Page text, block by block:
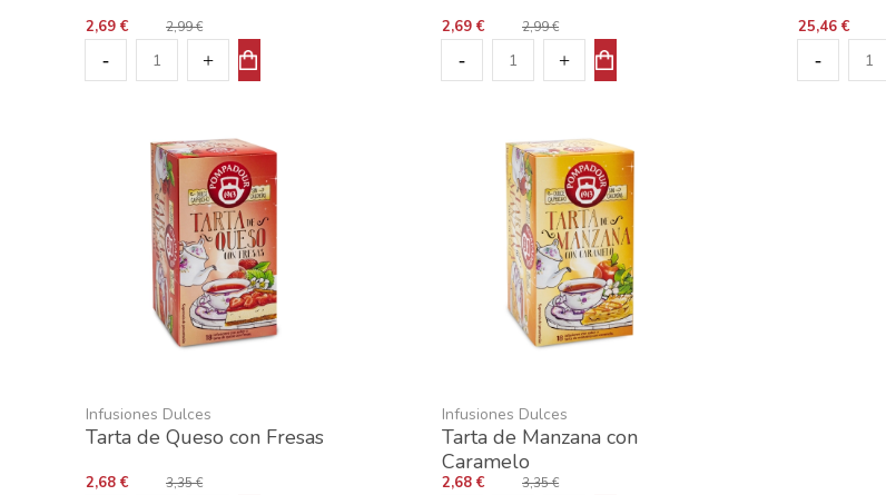
2,69 € 2,99 € 2,69 € 2,99 € 25,46 €
Infusiones Dulces
Tarta de Queso con Fresas
2,68 € 3,35 €
Infusiones Dulces
Tarta de Manzana con
Caramelo
2,68 € 3,35 €